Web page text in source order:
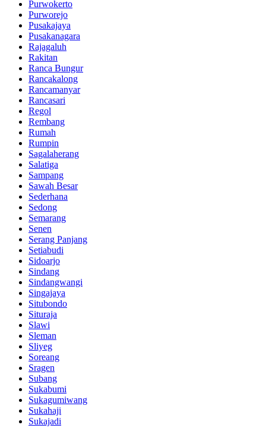
Purwokerto
Purworejo
Pusakajaya
Pusakanagara
Rajagaluh
Rakitan
Ranca Bungur
Rancakalong
Rancamanyar
Rancasari
Regol
Rembang
Rumah
Rumpin
Sagalaherang
Salatiga
Sampang
Sawah Besar
Sederhana
Sedong
Semarang
Senen
Serang Panjang
Setiabudi
Sidoarjo
Sindang
Sindangwangi
Singajaya
Situbondo
Situraja
Slawi
Sleman
Sliyeg
Soreang
Sragen
Subang
Sukabumi
Sukagumiwang
Sukahaji
Sukajadi